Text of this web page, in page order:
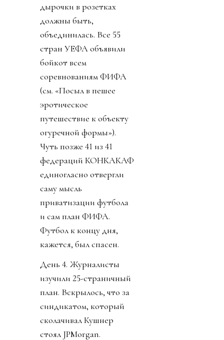
дырочки в розетках
должны быть,
объединилась. Все 55
стран УЕФА объявили
бойкот всем
соревнованиям ФИФА
(см. «Посыл в пешее
эротическое
путешествие к объекту
огуречной формы»).
Чуть позже 41 из 41
федераций КОНКАКАФ
единогласно отвергли
саму мысль
приватизации футбола
и сам план ФИФА.
Футбол к концу дня,
кажется, был спасен.
День 4. Журналисты
изучили 25-страничный
план. Вскрылось, что за
синдикатом, который
сколачивал Кушнер
стоял JPMorgan.